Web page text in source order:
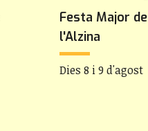
Festa Major de
l'Alzina
Dies 8 i 9 d'agost